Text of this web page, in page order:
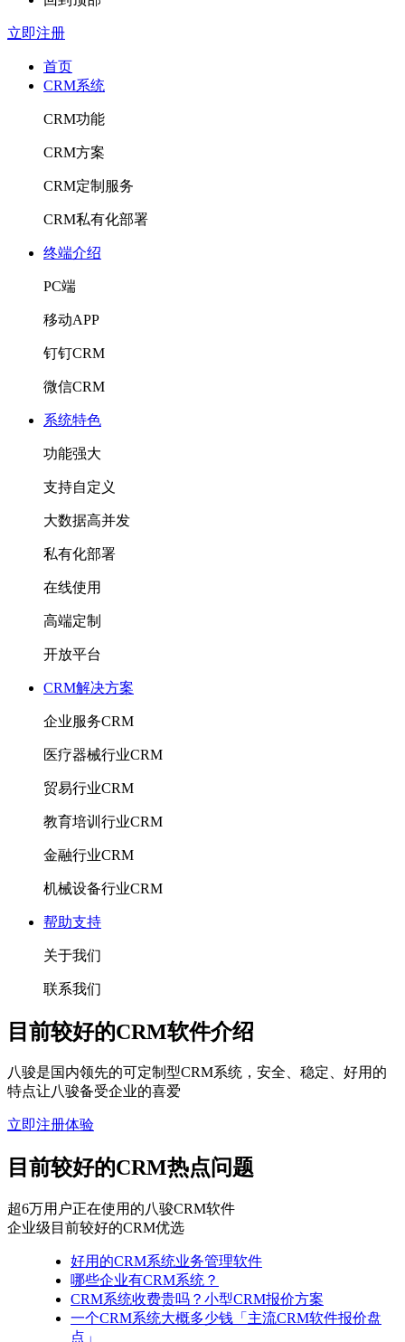
立即注册
首页
CRM系统
CRM功能
CRM方案
CRM定制服务
CRM私有化部署
终端介绍
PC端
移动APP
钉钉CRM
微信CRM
系统特色
功能强大
支持自定义
大数据高并发
私有化部署
在线使用
高端定制
开放平台
CRM解决方案
企业服务CRM
医疗器械行业CRM
贸易行业CRM
教育培训行业CRM
金融行业CRM
机械设备行业CRM
帮助支持
关于我们
联系我们
​目前较好的CRM软件介绍
八骏是国内领先的可定制型CRM系统，安全、稳定、好用的
特点让八骏备受企业的喜爱
立即注册体验
​目前较好的CRM热点问题
超6万用户正在使用的八骏CRM软件
企业级​目前较好的CRM优选
好用的CRM系统业务管理软件
哪些企业有CRM系统？
CRM系统收费贵吗？小型CRM报价方案
一个CRM系统大概多少钱「主流CRM软件报价盘
点」